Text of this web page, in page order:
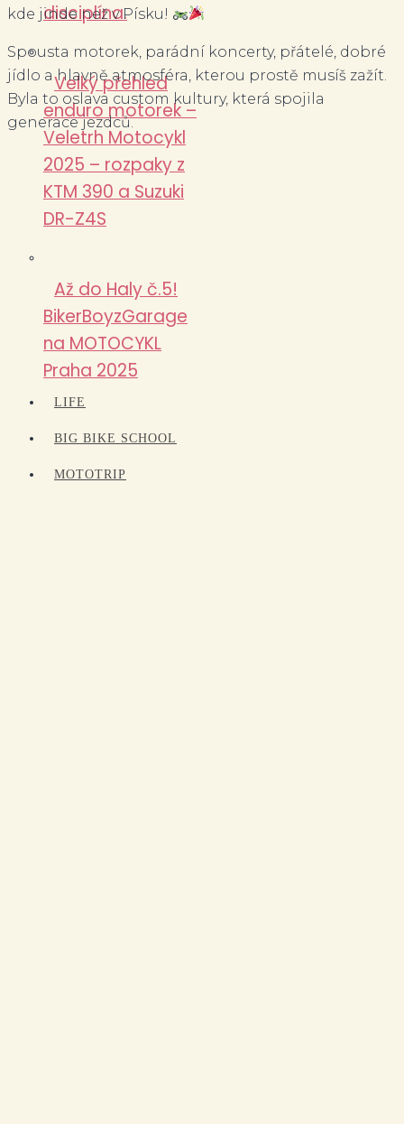
disciplína.
Velký přehled
enduro motorek –
Veletrh Motocykl
2025 – rozpaky z
KTM 390 a Suzuki
DR-Z4S
Až do Haly č.5!
BikerBoyzGarage
na MOTOCYKL
Praha 2025
LIFE
BIG BIKE SCHOOL
MOTOTRIP
kde jinde než v Písku!
Spousta motorek, parádní koncerty, přátelé, dobré
jídlo a hlavně atmosféra, kterou prostě musíš zažít.
Byla to oslava custom kultury, která spojila
generace jezdců.